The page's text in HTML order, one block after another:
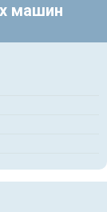
машин